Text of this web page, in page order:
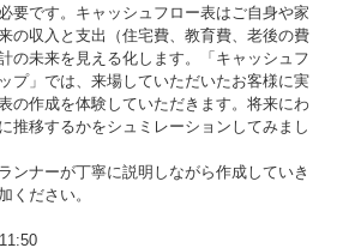
要です。キャッシュフロー表はご自身や家
の収入と支出（住宅費、教育費、老後の費
の未来を見える化します。「キャッシュフ
プ」では、来場していただいたお客様に実
の作成を体験していただきます。将来にわ
推移するかをシュミレーションしてみまし
ンナーが丁寧に説明しながら作成していき
ください。